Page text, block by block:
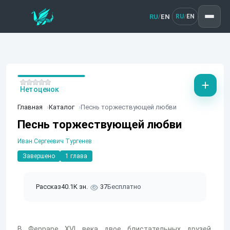
RU/EN RU/ EN
Главная Каталог Песнь торжествующей любви
Песнь торжествующей любви
Иван Сергеевич Тургенев
Завершено 1 глава
Рассказ40.1K зн. 37Бесплатно
Нет оценок